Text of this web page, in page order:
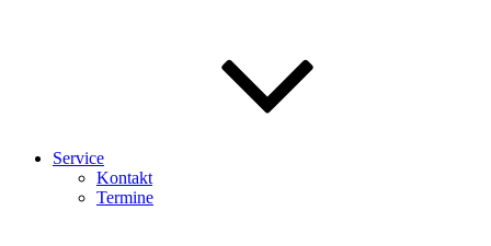
Service
Kontakt
Termine